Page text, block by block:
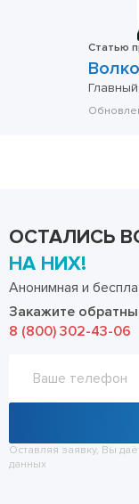
Статью
ОСТАЛИСЬ
НА НИХ!
Анонимная и
Закажите
8 (800) 302-43-06
Оставляя заявку, Вы
данных